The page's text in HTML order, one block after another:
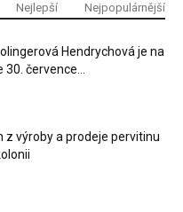
Nejlepší Nejpopulárnější
Hendrychová je na
30. července...
z výroby a prodeje pervitinu